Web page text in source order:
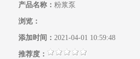
产品名称：粉浆泵
浏览：
添加时间：2021-04-01 10:59:48
推荐度：